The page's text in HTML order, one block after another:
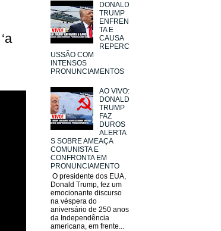
DONALD
TRUMP
ENFREN
TA E
CAUSA
REPERC
USSÃO COM
INTENSOS
PRONUNCIAMENTOS
AO VIVO:
DONALD
TRUMP
FAZ
DUROS
ALERTA
S SOBRE AMEAÇA
COMUNISTA E
CONFRONTA EM
PRONUNCIAMENTO
O presidente dos EUA,
Donald Trump, fez um
emocionante discurso
na véspera do
aniversário de 250 anos
da Independência
americana, em frente...